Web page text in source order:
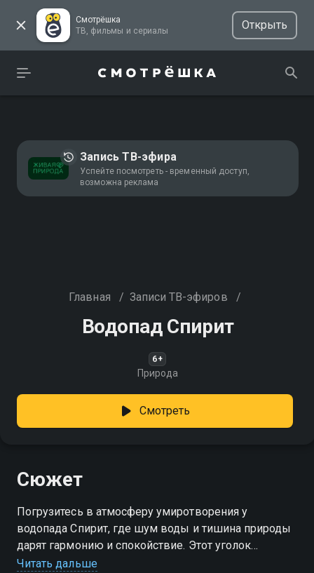
Смотрёшка
ТВ, фильмы и сериалы
Открыть
Запись ТВ-эфира
Успейте посмотреть - временный доступ,
возможна реклама
Главная / Записи ТВ-эфиров /
Водопад Спирит
6+
Природа
Смотреть
Сюжет
Погрузитесь в атмосферу умиротворения у
водопада Спирит, где шум воды и тишина природы
дарят гармонию и спокойствие. Этот уголок
идеально подходит для тех, кто ищет отдых в
Читать дальше